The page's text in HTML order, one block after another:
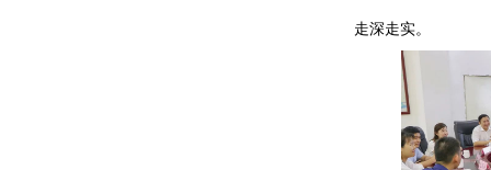
走深走实。